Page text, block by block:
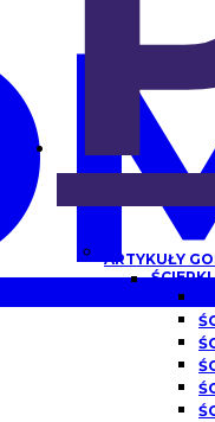
ARTYKUŁY
ŚCIERKI